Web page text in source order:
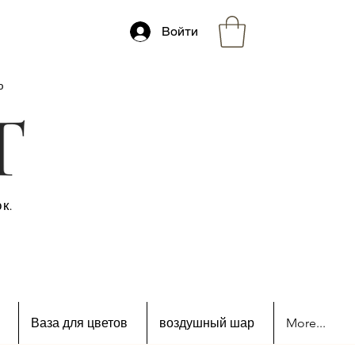
Войти
Ваза для цветов воздушный шар More...